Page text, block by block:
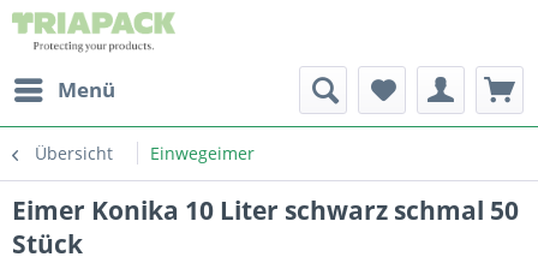
Menü
Übersicht Einwegeimer
Eimer Konika 10 Liter schwarz schmal 50
Stück